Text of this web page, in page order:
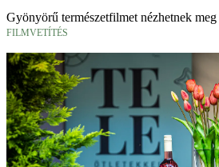
Gyönyörű természetfilmet nézhetnek
FILMVETÍTÉS